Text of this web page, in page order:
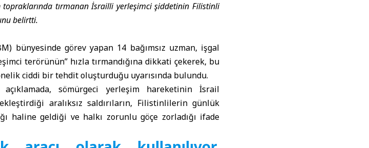
topraklarında tırmanan İsrailli yerleşimci şiddetinin Filistinli
belirtti.
bünyesinde görev yapan 14 bağımsız uzman, işgal
terörünün” hızla tırmandığına dikkati çekerek, bu
ciddi bir tehdit oluşturduğu uyarısında bulundu.
sömürgeci yerleşim hareketinin İsrail
aralıksız saldırıların, Filistinlilerin günlük
haline geldiği ve halkı zorunlu göçe zorladığı ifade